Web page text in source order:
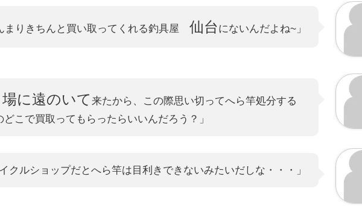
まりきちんと買い取ってくれる釣具屋 仙台にないんだよね~」
に遠のいて 来たから、この際思い切ってへら竿処分する
こで買取ってもらったらいいんだろう？」
クルショップだとへら竿は目利きできないみたいだしな・・・」